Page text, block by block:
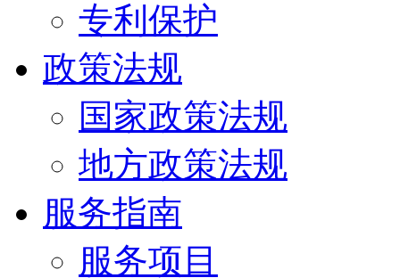
专利保护
政策法规
国家政策法规
地方政策法规
服务指南
服务项目